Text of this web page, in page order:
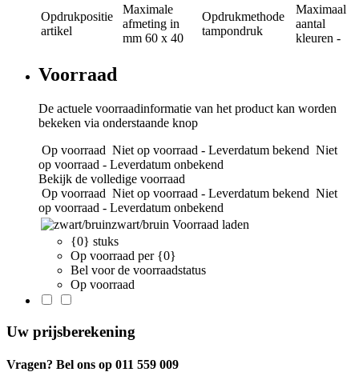
Opdrukpositie
artikel
Maximale
afmeting in
mm 60 x 40
Opdrukmethode
tampondruk
Maximaal
aantal
kleuren -
Voorraad
De actuele voorraadinformatie van het product kan worden
bekeken via onderstaande knop
Op voorraad Niet op voorraad - Leverdatum bekend Niet
op voorraad - Leverdatum onbekend
Bekijk de volledige voorraad
Op voorraad Niet op voorraad - Leverdatum bekend Niet
op voorraad - Leverdatum onbekend
zwart/bruin Voorraad laden
{0} stuks
Op voorraad per {0}
Bel voor de voorraadstatus
Op voorraad
Uw prijsberekening
Vragen? Bel ons op 011 559 009